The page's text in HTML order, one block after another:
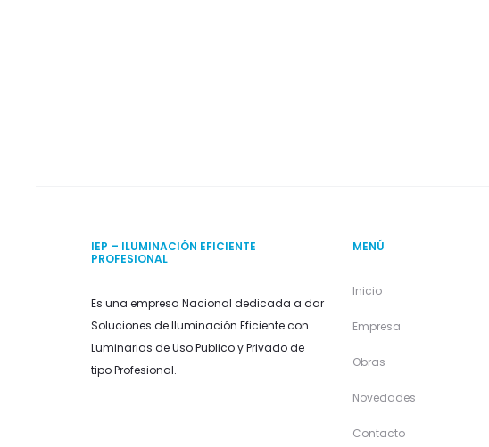
IEP – ILUMINACIÓN EFICIENTE
PROFESIONAL
Es una empresa Nacional dedicada a dar
Soluciones de Iluminación Eficiente con
Luminarias de Uso Publico y Privado de
tipo Profesional.
MENÚ
Inicio
Empresa
Obras
Novedades
Contacto